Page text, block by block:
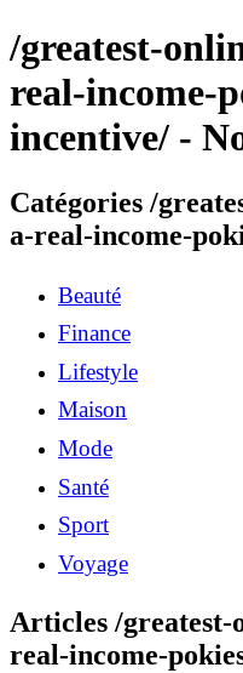
/greatest-
real-income-
incentive/ -
Catégories /
a-real-income-
Beauté
Finance
Lifestyle
Maison
Mode
Santé
Sport
Voyage
Articles /greatest-
real-income-